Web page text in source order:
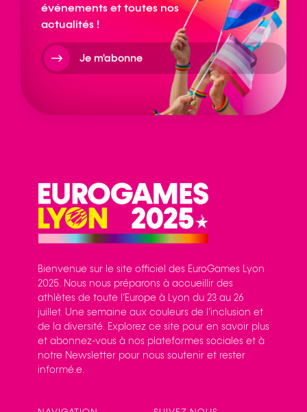
événements et toutes nos
actualités !
Je m'abonne
Bienvenue sur le site officiel des EuroGames Lyon
2025. Nous nous préparons à accueillir des
athlètes de toute l’Europe à Lyon du 23 au 26
juillet. Une semaine aux couleurs de l’inclusion et
de la diversité. Explorez ce site pour en savoir plus
et abonnez-vous à nos plateformes sociales et à
notre Newsletter pour nous soutenir et rester
informé.e.